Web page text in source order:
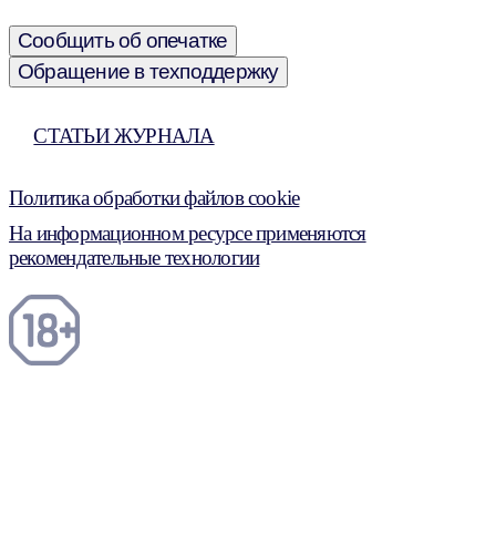
Сообщить об опечатке
Обращение в техподдержку
СТАТЬИ ЖУРНАЛА
Политика обработки файлов cookie
На информационном ресурсе применяются
рекомендательные технологии